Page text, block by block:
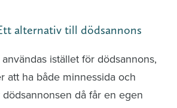
alternativ till dödsannons
istället för dödsannons,
att ha både minnessida och
då får en egen